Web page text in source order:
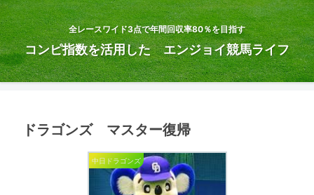
全レースワイド3点で年間回収率80％を目指す
コンピ指数を活用した エンジョイ競馬ライフ
ドラゴンズ マスター復帰
中日ドラゴンズ